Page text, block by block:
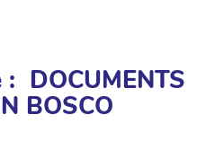
DOCUMENTS
BOSCO